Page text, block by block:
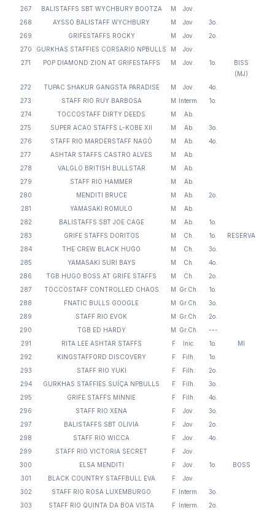
267
BALISTAFFS SBT WYCHBURY BOOTZA M
Jov.
268
AYSSO BALISTAFF WYCHBURY M Jov.
3o.
269
GRIFESTAFFS ROCKY M Jov.
2o.
270
GURKHAS STAFFIES CORSARIO NPBULLS M
Jov.
271
POP DIAMOND ZION AT GRIFESTAFFS M Jov. 1o.
BISS
(MJ)
272
TUPAC SHAKUR GANGSTA PARADISE M Jov.
4o.
273
STAFF RIO RUY BARBOSA M Interm.
1o.
274
TOCCOSTAFF DIRTY DEEDS M
Ab.
275
SUPER ACAO STAFFS L-KOBE XII M Ab.
3o.
276
STAFF RIO MARDERSTAFF NAGÔ M Ab.
4o.
277
ASHTAR STAFFS CASTRO ALVES M
Ab.
278
VALGLO BRITISH BULLSTAR M
Ab.
279
STAFF RIO HAMMER M
Ab.
280
MENDITI BRUCE M Ab.
2o.
281
YAMASAKI ROMULO M
Ab.
282
BALISTAFFS SBT JOE CAGE M Ab.
1o.
283
GRIFE STAFFS DORITOS M Ch. 1o.
RESERVA
284
THE CREW BLACK HUGO M Ch.
3o.
285
YAMASAKI SURI BAYS M Ch.
4o.
286
TGB HUGO BOSS AT GRIFE STAFFS M Ch.
2o.
287
TOCCOSTAFF CONTROLLED CHAOS M Gr.Ch.
1o.
288
FNATIC BULLS GOOGLE M Gr.Ch.
3o.
289
STAFF RIO EVOK M Gr.Ch.
2o.
290
TGB ED HARDY M Gr.Ch.
---
291
RITA LEE ASHTAR STAFFS F Inic. 1o.
MI
292
KINGSTAFFORD DISCOVERY F Filh.
1o.
293
STAFF RIO YUKI F Filh.
2o.
294
GURKHAS STAFFIES SUÍÇA NPBULLS F Filh.
3o.
295
GRIFE STAFFS MINNIE F Filh.
4o.
296
STAFF RIO XENA F Jov.
3o.
297
BALISTAFFS SBT OLIVIA F Jov.
2o.
298
STAFF RIO WICCA F Jov.
4o.
299
STAFF RIO VICTORIA SECRET F
Jov.
300
ELSA MENDITI F Jov. 1o.
BOSS
301
BLACK COUNTRY STAFFBULL EVA F
Jov.
302
STAFF RIO ROSA LUXEMBURGO F Interm.
3o.
303
STAFF RIO QUINTA DA BOA VISTA F Interm.
2o.